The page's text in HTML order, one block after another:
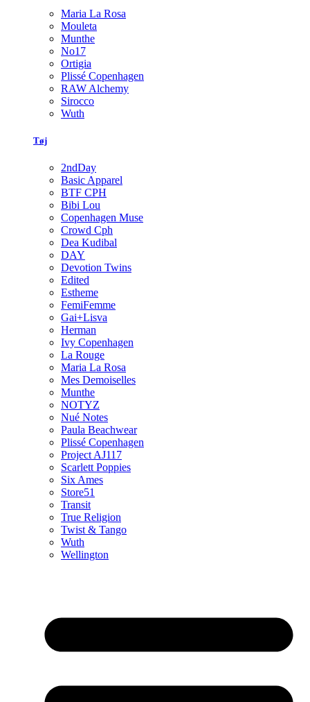
Maria La Rosa
Mouleta
Munthe
No17
Ortigia
Plissé Copenhagen
RAW Alchemy
Sirocco
Wuth
Tøj
2ndDay
Basic Apparel
BTF CPH
Bibi Lou
Copenhagen Muse
Crowd Cph
Dea Kudibal
DAY
Devotion Twins
Edited
Estheme
FemiFemme
Gai+Lisva
Herman
Ivy Copenhagen
La Rouge
Maria La Rosa
Mes Demoiselles
Munthe
NOTYZ
Nué Notes
Paula Beachwear
Plissé Copenhagen
Project AJ117
Scarlett Poppies
Six Ames
Store51
Transit
True Religion
Twist & Tango
Wuth
Wellington